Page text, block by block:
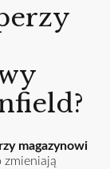
magazynowi
zmieniają